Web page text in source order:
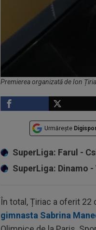
Premierea organizată de Ion
Urmărește
SuperLiga: Farul -
SuperLiga: Dinamo
În total, Țiriac a oferit 22
gimnasta Sabrina